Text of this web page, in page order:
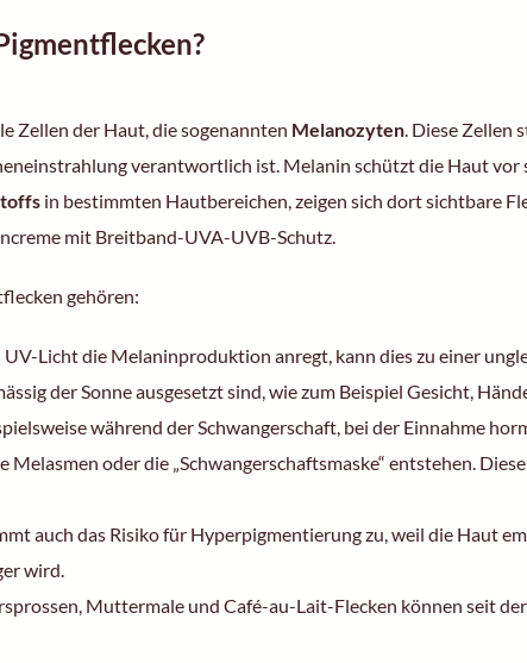
Zellen der Haut, die sogenannten Melanozyten. Diese Zellen
verantwortlich ist. Melanin schützt die Haut vor
in bestimmten Hautbereichen, zeigen sich dort sichtbare
mit Breitband-UVA-UVB-Schutz.
gehören:
UV-Licht die Melaninproduktion anregt, kann dies zu einer
der Sonne ausgesetzt sind, wie zum Beispiel Gesicht,
während der Schwangerschaft, bei der Einnahme
oder die „Schwangerschaftsmaske“ entstehen.
auch das Risiko für Hyperpigmentierung zu, weil die Haut
wird.
Muttermale und Café-au-Lait-Flecken können seit